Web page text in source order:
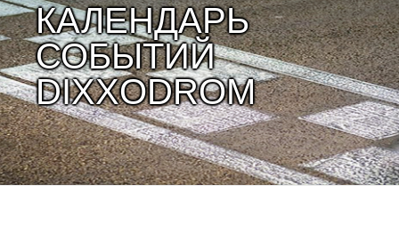
КАЛЕНДАРЬ
СОБЫТИЙ
DIXXODROM